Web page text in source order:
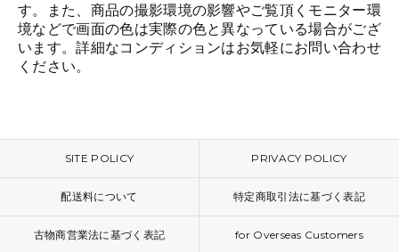
す。また、商品の撮影環境の影響やご覧頂くモニター環
境などで画面の色は実際の色と異なっている場合がござ
います。詳細なコンディションはお気軽にお問い合わせ
ください。
SITE POLICY PRIVACY POLICY
配送料について 特定商取引法に基づく表記
古物商営業法に基づく表記 for Overseas Customers